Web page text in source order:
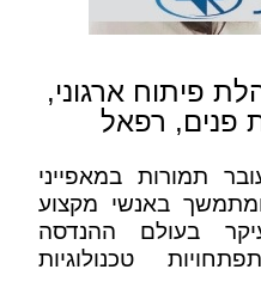
פיתוח ארגוני,
פנים, רפאל
תמורות במאפייני
באנשי מקצוע
בעולם ההנדסה
טכנולוגיות